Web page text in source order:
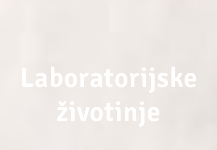
Laboratorijske
životinje